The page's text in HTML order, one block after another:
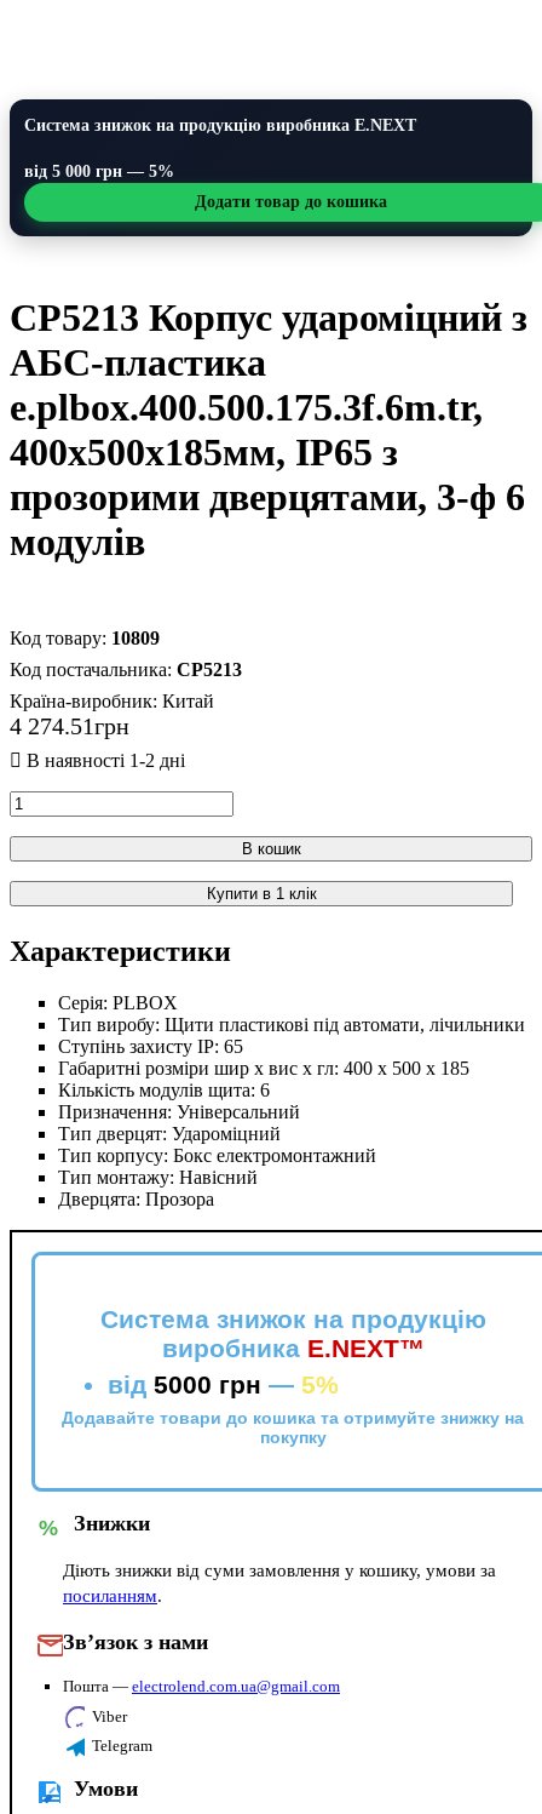
Система знижок на продукцію виробника E.NEXT
від 5 000 грн — 5%
Додати товар до кошика
CP5213 Корпус удароміцний з
АБС-пластика
e.plbox.400.500.175.3f.6m.tr,
400х500х185мм, IP65 з
прозорими дверцятами, 3-ф 6
модулів
10809
CP5213
Країна-виробник: Китай
4 274.51грн
В кошик
Купити в 1 клік
Характеристики
Серія: PLBOX
Тип виробу: Щити пластикові під автомати, лічильники
Ступінь захисту IP: 65
Габаритні розміри шир х вис х гл: 400 х 500 х 185
Кількість модулів щита: 6
Призначення: Універсальний
Тип дверцят: Удароміцний
Тип корпусу: Бокс електромонтажний
Тип монтажу: Навісний
Дверцята: Прозора
Система знижок на продукцію
виробника E.NEXT™
від 5000 грн — 5%
Додавайте товари до кошика та отримуйте знижку на
покупку
% Знижки
Діють знижки від суми замовлення у кошику, умови за
посиланням.
Зв’язок з нами
Пошта — electrolend.com.ua@gmail.com
Viber
Telegram
Умови